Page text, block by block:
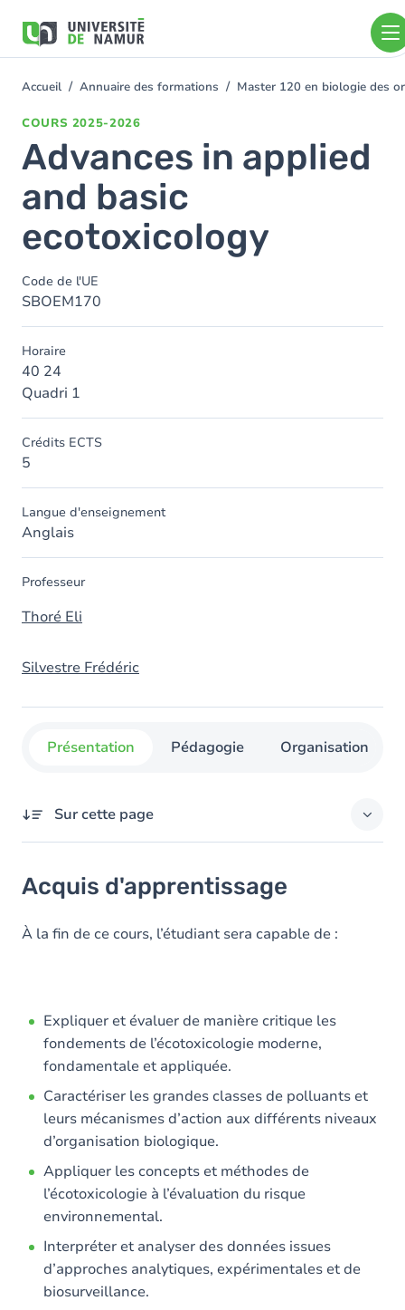
contenu
You
Accueil Annuaire des formations Master 120 en biologie des
COURS 2025-2026
Advances in applied
and basic
ecotoxicology
Code de l'UE
SBOEM170
Horaire
40 24
Quadri 1
Crédits ECTS
5
Langue d'enseignement
Anglais
Professeur
Thoré Eli
Silvestre Frédéric
Présentation Pédagogie Organisation
Sur cette page
Objectifs
Contenu
Acquis d'apprentissage
À la fin de ce cours, l’étudiant sera capable de :
Expliquer et évaluer de manière critique les
fondements de l’écotoxicologie moderne,
fondamentale et appliquée.
Caractériser les grandes classes de polluants et
leurs mécanismes d’action aux différents niveaux
d’organisation biologique.
Appliquer les concepts et méthodes de
l’écotoxicologie à l’évaluation du risque
environnemental.
Interpréter et analyser des données issues
d’approches analytiques, expérimentales et de
biosurveillance.